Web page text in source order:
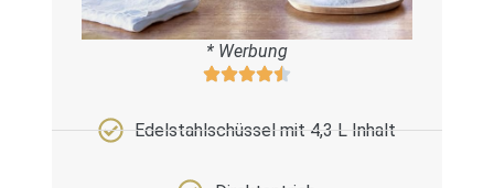
* Werbung
Edelstahlschüssel mit 4,3 L Inhalt